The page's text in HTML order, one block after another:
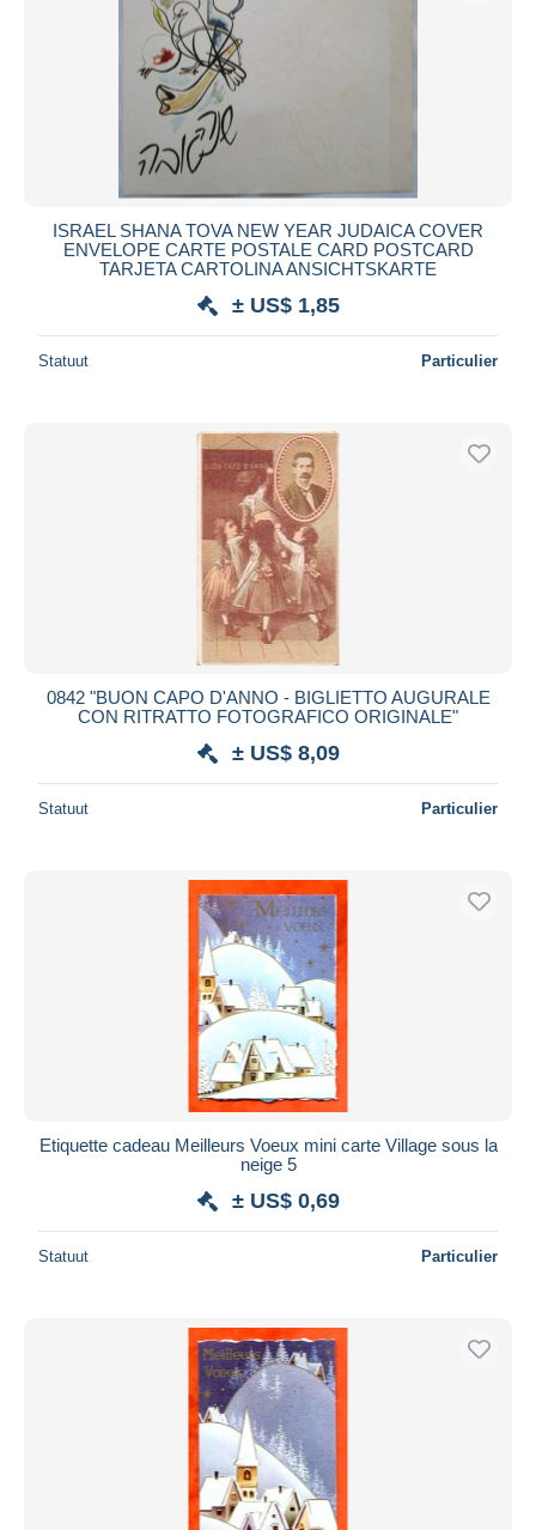
ISRAEL SHANA TOVA NEW YEAR JUDAICA COVER
ENVELOPE CARTE POSTALE CARD POSTCARD
TARJETA CARTOLINA ANSICHTSKARTE
± US$ 1,85
Statuut Particulier
0842 "BUON CAPO D'ANNO - BIGLIETTO AUGURALE
CON RITRATTO FOTOGRAFICO ORIGINALE"
± US$ 8,09
Statuut Particulier
Etiquette cadeau Meilleurs Voeux mini carte Village sous la
neige 5
± US$ 0,69
Statuut Particulier